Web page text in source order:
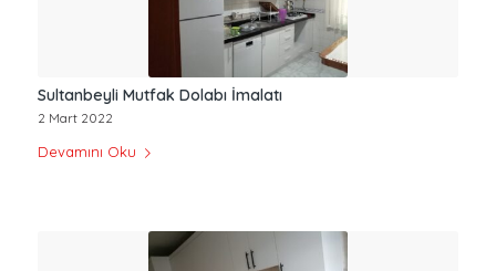
Sultanbeyli Mutfak Dolabı İmalatı
2 Mart 2022
Devamını Oku